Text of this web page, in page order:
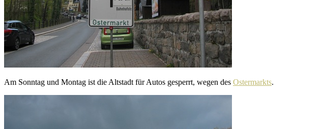
Am Sonntag und Montag ist die Altstadt für Autos gesperrt, wegen des Ostermarkts.